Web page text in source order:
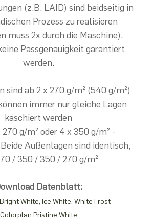
(z.B. LAID) sind beidseitig in
Prozess zu realisieren
muss 2x durch die Maschine),
Passgenauigkeit garantiert
werden.
sind ab 2 x 270 g/m² (540 g/m²)
immer nur gleiche Lagen
kaschiert werden
270 g/m² oder 4 x 350 g/m² -
Außenlagen sind identisch,
/ 350 / 350 / 270 g/m²
Datenblatt:
White, Ice White, White Frost
Colorplan Pristine White